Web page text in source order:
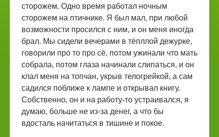
сторожем. Одно время работал ночным
сторожем на птичнике. Я был мал, при любой
возможности просился с ним, и он меня иногда
брал. Мы сидели вечерами в тёпллой дежурке,
говорили про то про сё, потом ужинали что мать
собрала, потом глаза начинали слипаться, и он
клал меня на топчан, укрыв телогрейкой, а сам
садился поближе к лампе и открывал книгу.
Собственно, он и на работу-то устраивался, я
думаю, больше не из-за денег, а что бы
вдосталь начитаться в тишине и покое.